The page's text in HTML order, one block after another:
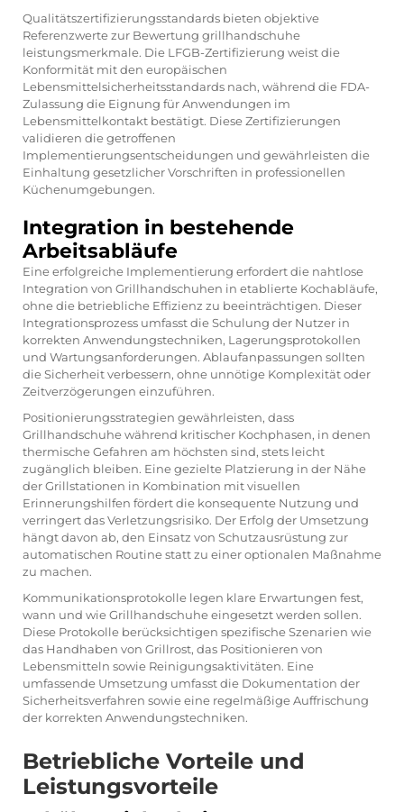
Qualitätszertifizierungsstandards bieten objektive
Referenzwerte zur Bewertung grillhandschuhe
leistungsmerkmale. Die LFGB-Zertifizierung weist die
Konformität mit den europäischen
Lebensmittelsicherheitsstandards nach, während die FDA-
Zulassung die Eignung für Anwendungen im
Lebensmittelkontakt bestätigt. Diese Zertifizierungen
validieren die getroffenen
Implementierungsentscheidungen und gewährleisten die
Einhaltung gesetzlicher Vorschriften in professionellen
Küchenumgebungen.
Integration in bestehende
Arbeitsabläufe
Eine erfolgreiche Implementierung erfordert die nahtlose
Integration von Grillhandschuhen in etablierte Kochabläufe,
ohne die betriebliche Effizienz zu beeinträchtigen. Dieser
Integrationsprozess umfasst die Schulung der Nutzer in
korrekten Anwendungstechniken, Lagerungsprotokollen
und Wartungsanforderungen. Ablaufanpassungen sollten
die Sicherheit verbessern, ohne unnötige Komplexität oder
Zeitverzögerungen einzuführen.
Positionierungsstrategien gewährleisten, dass
Grillhandschuhe während kritischer Kochphasen, in denen
thermische Gefahren am höchsten sind, stets leicht
zugänglich bleiben. Eine gezielte Platzierung in der Nähe
der Grillstationen in Kombination mit visuellen
Erinnerungshilfen fördert die konsequente Nutzung und
verringert das Verletzungsrisiko. Der Erfolg der Umsetzung
hängt davon ab, den Einsatz von Schutzausrüstung zur
automatischen Routine statt zu einer optionalen Maßnahme
zu machen.
Kommunikationsprotokolle legen klare Erwartungen fest,
wann und wie Grillhandschuhe eingesetzt werden sollen.
Diese Protokolle berücksichtigen spezifische Szenarien wie
das Handhaben von Grillrost, das Positionieren von
Lebensmitteln sowie Reinigungsaktivitäten. Eine
umfassende Umsetzung umfasst die Dokumentation der
Sicherheitsverfahren sowie eine regelmäßige Auffrischung
der korrekten Anwendungstechniken.
Betriebliche Vorteile und
Leistungsvorteile